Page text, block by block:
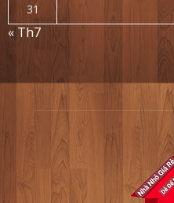
31
« Th7